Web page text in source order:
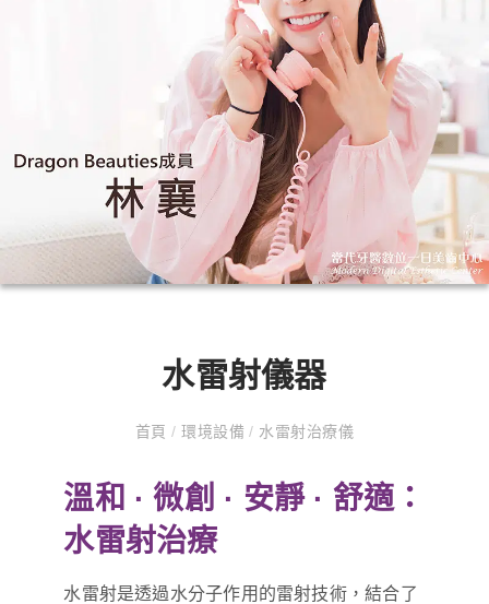
水雷射儀器
首頁/ 環境設備/ 水雷射治療儀
溫和 · 微創 · 安靜 · 舒適：
水雷射治療
水雷射是透過水分子作用的雷射技術，結合了